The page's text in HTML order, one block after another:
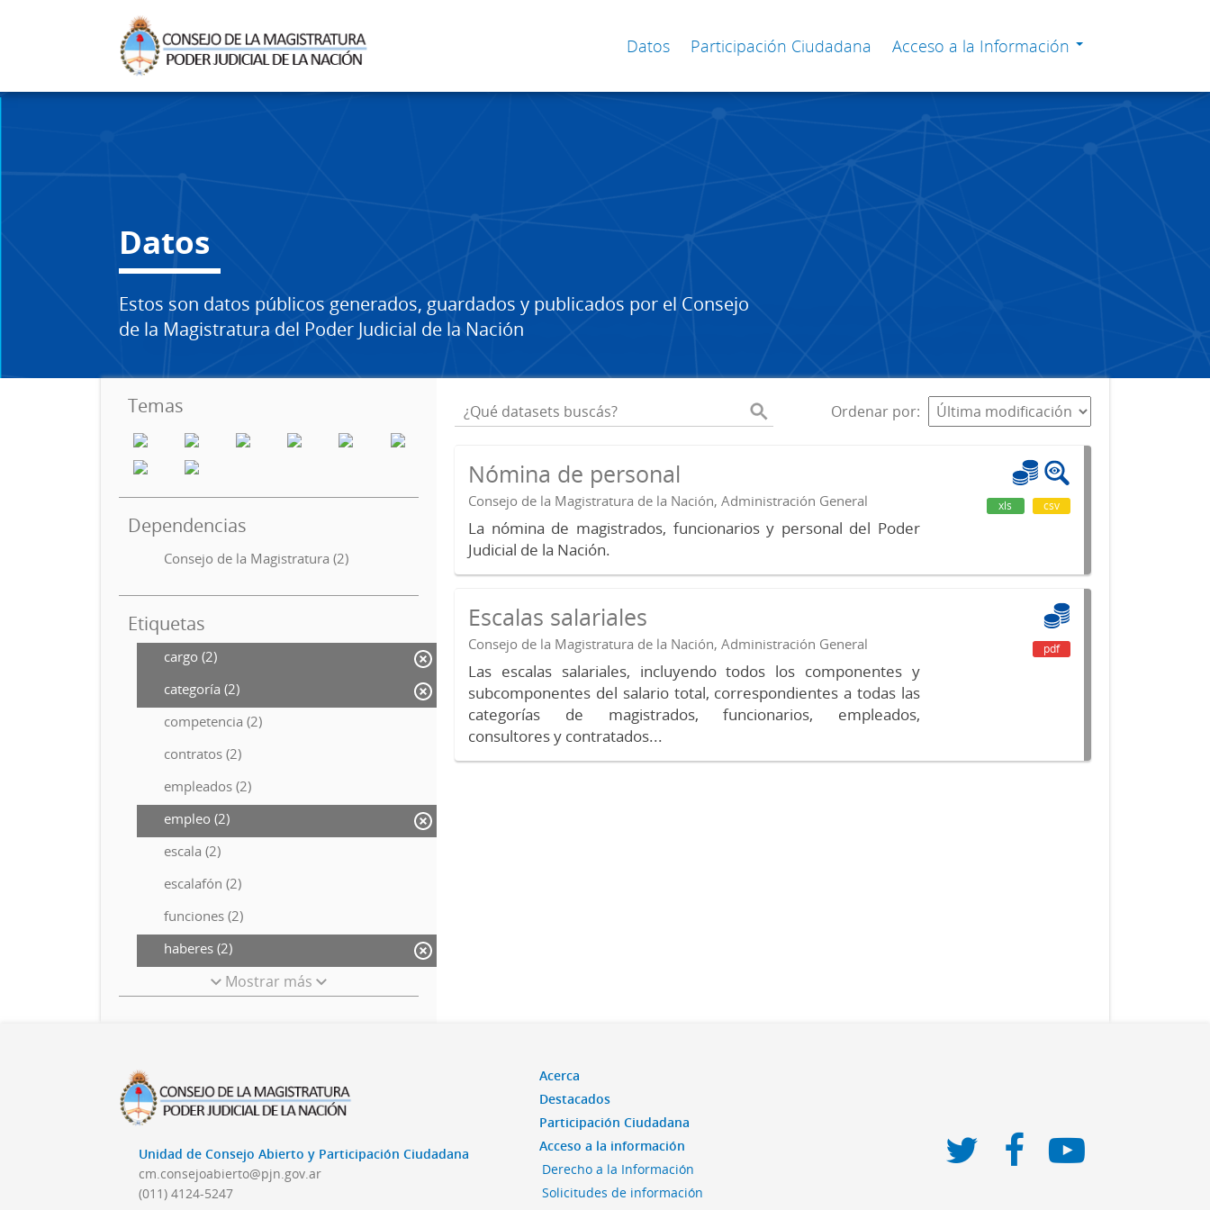
Datos Participación Ciudadana Acceso a la Información
Datos
Estos son datos públicos generados, guardados y publicados por el Consejo
de la Magistratura del Poder Judicial de la Nación
Temas
Dependencias
Consejo de la Magistratura (2)
Etiquetas
cargo (2)
categoría (2)
competencia (2)
contratos (2)
empleados (2)
empleo (2)
escala (2)
escalafón (2)
funciones (2)
haberes (2)
Mostrar más
Ordenar por
Nómina de personal
Consejo de la Magistratura de la Nación, Administración General
La nómina de magistrados, funcionarios y personal del Poder
Judicial de la Nación.
xls csv
Escalas salariales
Consejo de la Magistratura de la Nación, Administración General
Las escalas salariales, incluyendo todos los componentes y
subcomponentes del salario total, correspondientes a todas las
categorías de magistrados, funcionarios, empleados,
consultores y contratados...
pdf
Unidad de Consejo Abierto y Participación Ciudadana
cm.consejoabierto@pjn.gov.ar
(011) 4124-5247
Acerca
Destacados
Participación Ciudadana
Acceso a la información
Derecho a la Información
Solicitudes de información